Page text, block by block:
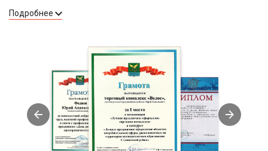
Преимущества покупки велопокрышек у
Качественный товар. Реализуем продукцию только
надежных производителей. В числе брендов,
велопокрышки которых мы предлагаем, - KMS, Kellys,
Kenda, DURO и другие.
Доступные цены на все позиции в каталоге. Мы не
завышаем стоимость запчастей, покупать в нас
выгодно.
Помощь в подборе и индивидуальный подход к
Подробнее